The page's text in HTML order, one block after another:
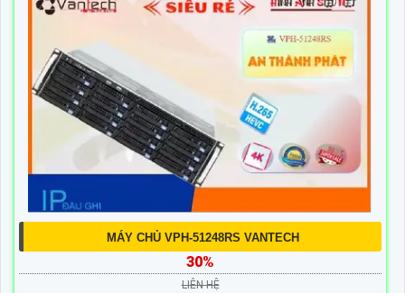
MÁY CHỦ VPH-51248RS VANTECH
30%
LIÊN HỆ